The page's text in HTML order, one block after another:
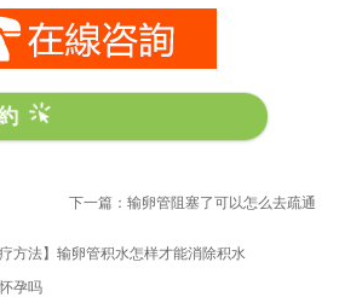
下一篇：输卵管阻塞了可以怎么去疏通
方法】输卵管积水怎样才能消除积水
孕吗